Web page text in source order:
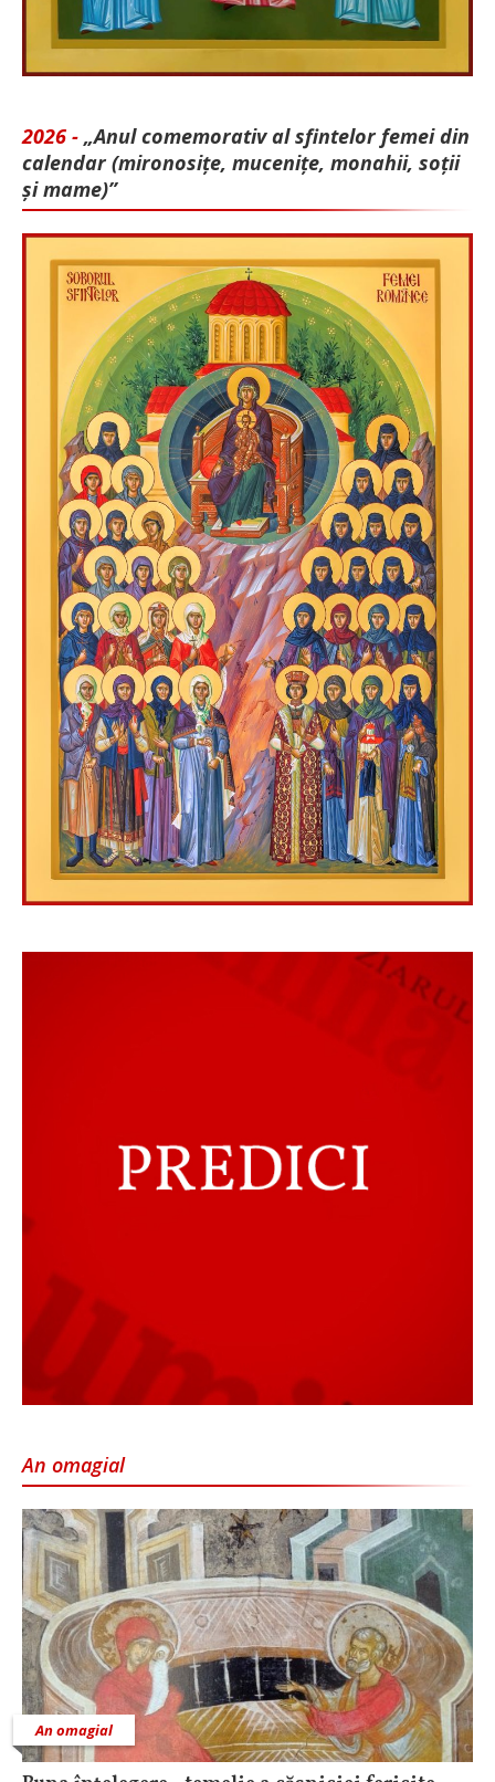
2026 - „Anul comemorativ al sfintelor femei din
calendar (mironosițe, mu­cenițe, monahii, soții
și mame)”
An omagial
An omagial